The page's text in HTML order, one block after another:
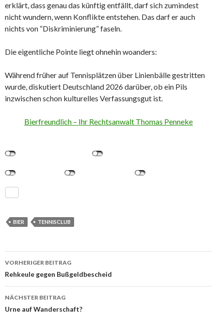
erklärt, dass genau das künftig entfällt, darf sich zumindest
nicht wundern, wenn Konflikte entstehen. Das darf er auch
nichts von “Diskriminierung” faseln.
Die eigentliche Pointe liegt ohnehin woanders:
Während früher auf Tennisplätzen über Linienbälle gestritten
wurde, diskutiert Deutschland 2026 darüber, ob ein Pils
inzwischen schon kulturelles Verfassungsgut ist.
Bierfreundlich – Ihr Rechtsanwalt Thomas Penneke
BIER TENNISCLUB
Beitrags-
Navigation
VORHERIGER BEITRAG
Rehkeule gegen Bußgeldbescheid
NÄCHSTER BEITRAG
Urne auf Wanderschaft?